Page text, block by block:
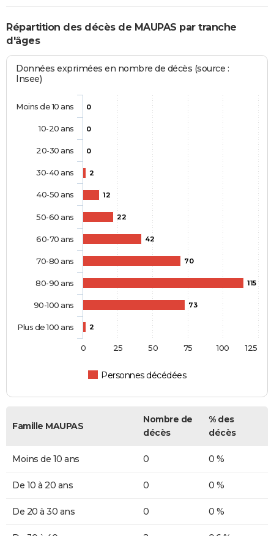
Répartition des décès de MAUPAS par tranche
d'âges
Données exprimées en nombre de décès (source :
Insee)
0
0
0
2
12
22
42
70
115
73
2
Personnes décédées
Moins de 10 ans
10-20 ans
20-30 ans
30-40 ans
40-50 ans
50-60 ans
60-70 ans
70-80 ans
80-90 ans
90-100 ans
Plus de 100 ans
0 100
25 50 75 125
Famille MAUPAS
Nombre de
décès
% des
décès
Moins de 10 ans 0 0 %
De 10 à 20 ans 0 0 %
De 20 à 30 ans 0 0 %